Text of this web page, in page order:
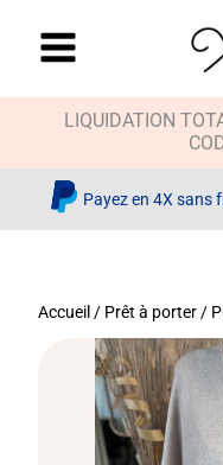
LIQUIDATION
Payez en 4X sans
Accueil / Prêt à porter /